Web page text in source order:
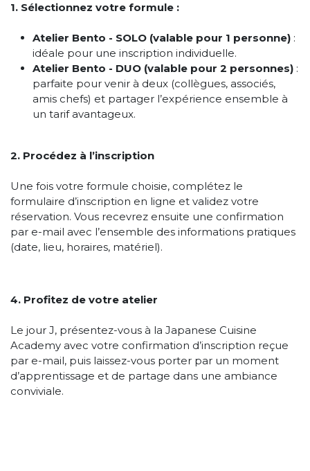
1. Sélectionnez votre formule :
Atelier Bento - SOLO (valable pour 1 personne) :
idéale pour une inscription individuelle.
Atelier Bento - DUO (valable pour 2 personnes) :
parfaite pour venir à deux (collègues, associés,
amis chefs) et partager l’expérience ensemble à
un tarif avantageux.
2. Procédez à l’inscription
Une fois votre formule choisie, complétez le
formulaire d’inscription en ligne et validez votre
réservation. Vous recevrez ensuite une confirmation
par e-mail avec l’ensemble des informations pratiques
(date, lieu, horaires, matériel).
4. Profitez de votre atelier
Le jour J, présentez-vous à la Japanese Cuisine
Academy avec votre confirmation d’inscription reçue
par e-mail, puis laissez-vous porter par un moment
d’apprentissage et de partage dans une ambiance
conviviale.